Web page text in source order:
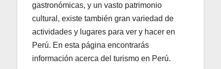
gastronómicas, y un vasto patrimonio
cultural, existe también gran variedad de
actividades y lugares para ver y hacer en
Perú. En esta página encontrarás
información acerca del turismo en Perú.